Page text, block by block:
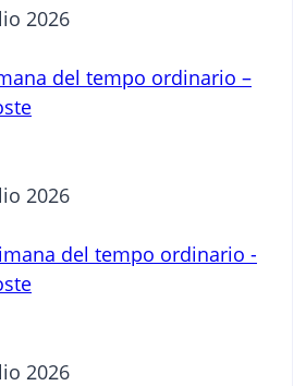
2026
del tempo ordinario –
2026
del tempo ordinario -
2026